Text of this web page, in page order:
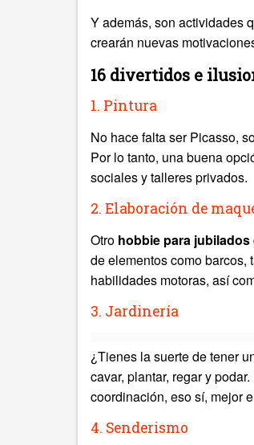
Y además, son actividades
crearán nuevas
16 divertidos e
1. Pintura
No hace falta ser Picasso,
Por lo tanto, una buena
sociales y talleres privados.
2. Elaboración de
Otro hobbie para jubilados
de elementos como barcos,
habilidades motoras, así
3. Jardinería
¿Tienes la suerte de tener
cavar, plantar, regar y
coordinación, eso sí, mejor
4. Senderismo